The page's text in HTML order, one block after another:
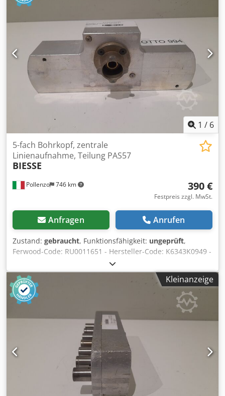
Ak Tsha
1 / 6
Pollenzo 746 km
5-fach Bohrkopf, zentrale
Linienaufnahme, Teilung PAS57
BIESSE
390 €
Festpreis zzgl. MwSt.
Anfragen Anrufen
Zustand: gebraucht, Funktionsfähigkeit: ungeprüft,
Ferwood-Code: RU0011651 - Hersteller-Code: K6343K0949 -
Zustand: Gebraucht - Funktion: Ungeprüft - Bei Interesse
bieten wir einen Überholungsservice an, kontaktieren Sie
uns. Csdpfxjwtnqkj Ak Tsha
Kleinanzeige